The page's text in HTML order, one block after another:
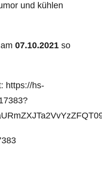
und kühlen
07.10.2021 so
https://hs-